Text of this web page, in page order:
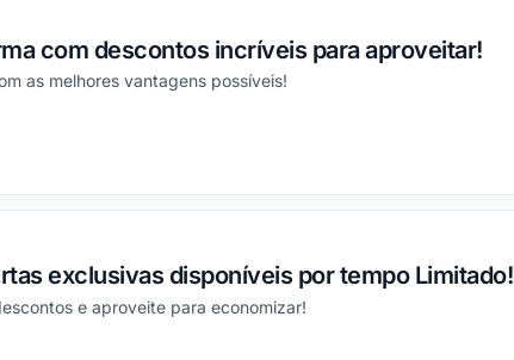
com descontos incríveis para aproveitar!
as melhores vantagens possíveis!
exclusivas disponíveis por tempo Limitado!
e aproveite para economizar!